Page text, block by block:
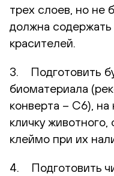
трех слоев, но не
должна
красителей.
3. Подготовить
биоматериала
конверта – С6), на
кличку
клеймо при их
4. Подготовить